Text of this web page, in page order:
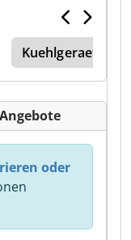
Kuehlgeraet
oder